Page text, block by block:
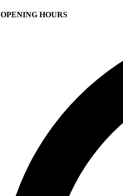
OPENING HOURS